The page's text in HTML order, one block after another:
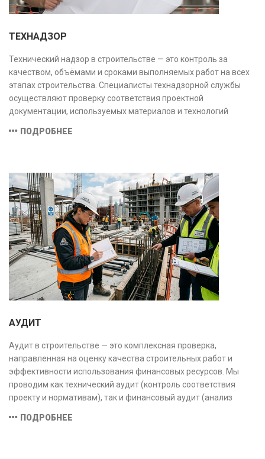
ТЕХНАДЗОР
Технический надзор в строительстве — это контроль за
качеством, объёмами и сроками выполняемых работ на всех
этапах строительства. Специалисты технадзорной службы
осуществляют проверку соответствия проектной
документации, используемых материалов и технологий
безопасность и надёжность объекта.
ПОДРОБНЕЕ
АУДИТ
Аудит в строительстве — это комплексная проверка,
направленная на оценку качества строительных работ и
эффективности использования финансовых ресурсов. Мы
проводим как технический аудит (контроль соответствия
проекту и нормативам), так и финансовый аудит (анализ
безопасность и экономическую обоснованность проекта.
ПОДРОБНЕЕ